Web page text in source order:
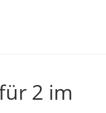
2 im